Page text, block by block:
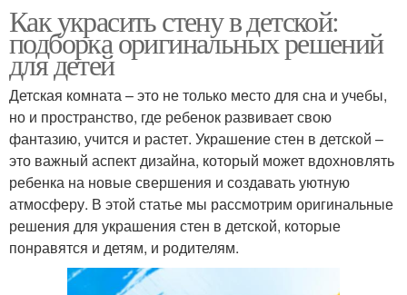
Как украсить стену в детской:
подборка оригинальных решений
для детей
Детская комната – это не только место для сна и учебы,
но и пространство, где ребенок развивает свою
фантазию, учится и растет. Украшение стен в детской –
это важный аспект дизайна, который может вдохновлять
ребенка на новые свершения и создавать уютную
атмосферу. В этой статье мы рассмотрим оригинальные
решения для украшения стен в детской, которые
понравятся и детям, и родителям.